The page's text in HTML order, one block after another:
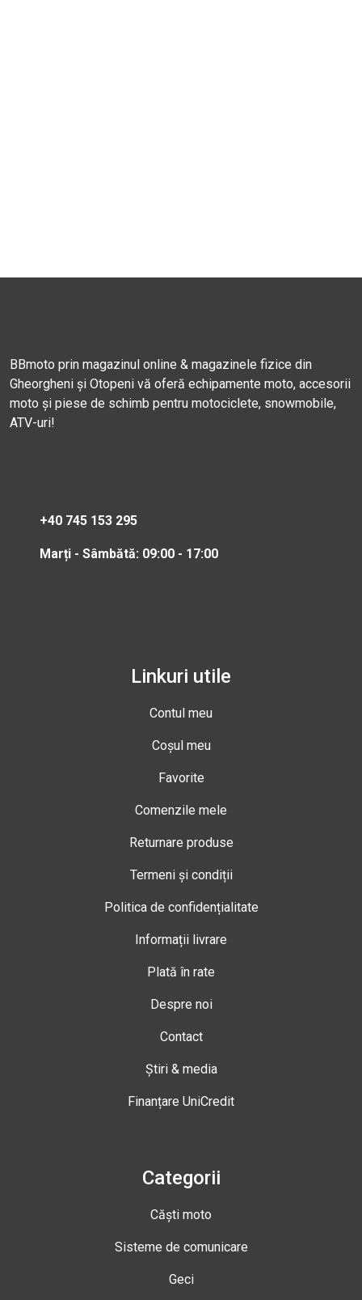
BBmoto prin magazinul online & magazinele fizice din
Gheorgheni și Otopeni vă oferă echipamente moto, accesorii
moto și piese de schimb pentru motociclete, snowmobile,
ATV-uri!
+40 745 153 295
Marți - Sâmbătă: 09:00 - 17:00
Linkuri utile
Contul meu
Coșul meu
Favorite
Comenzile mele
Returnare produse
Termeni și condiții
Politica de confidențialitate
Informații livrare
Plată în rate
Despre noi
Contact
Știri & media
Finanțare UniCredit
Categorii
Căști moto
Sisteme de comunicare
Geci